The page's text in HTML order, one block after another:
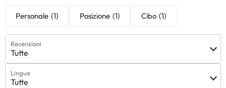
Personale (1) Posizione (1) Cibo (1)
Recensioni
Tutte
Lingue
Tutte